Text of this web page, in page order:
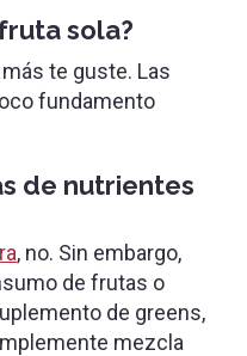
sola?
te guste. Las
fundamento
de nutrientes
, no. Sin embargo,
de frutas o
de greens,
mezcla